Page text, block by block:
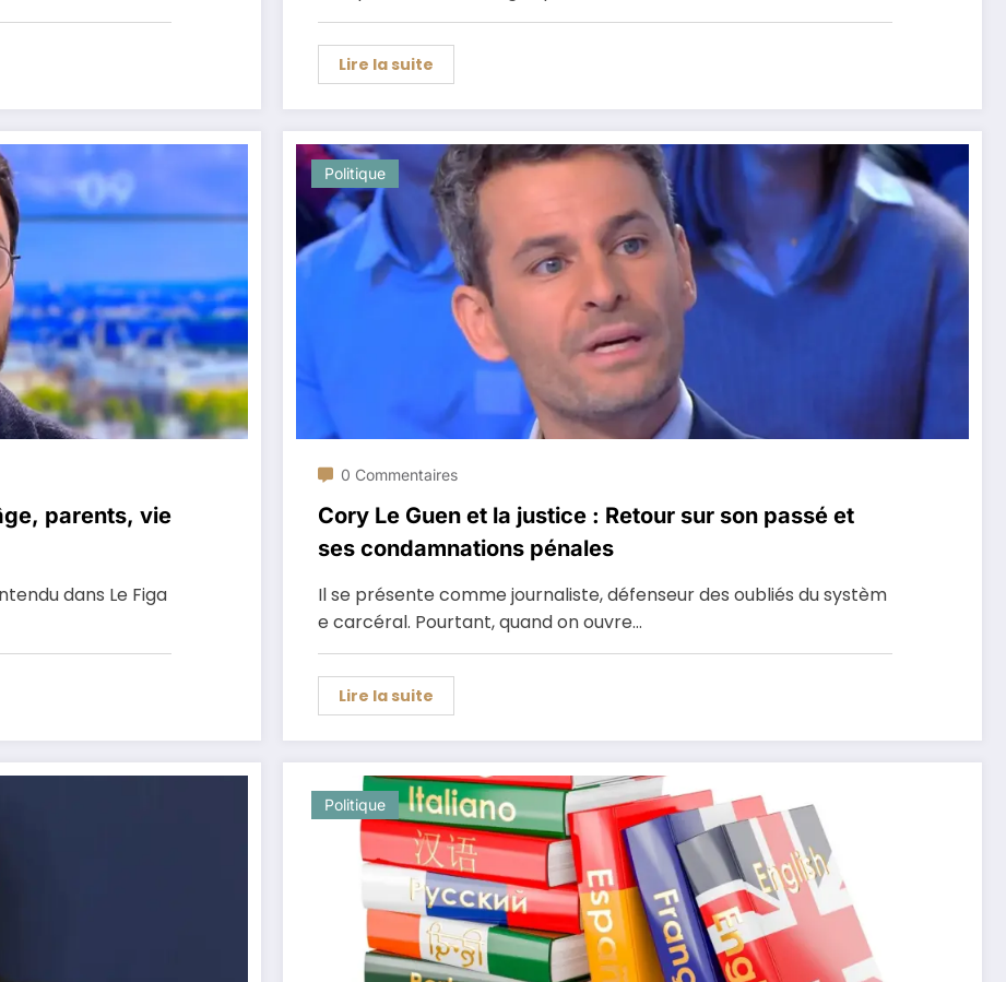
Lire la suite
parents, vie
dans Le Figa
Politique
0 Commentaires
Cory Le Guen et la justice : Retour sur son passé et
ses condamnations pénales
Il se présente comme journaliste, défenseur des oubliés du systèm
e carcéral. Pourtant, quand on ouvre…
Lire la suite
Politique